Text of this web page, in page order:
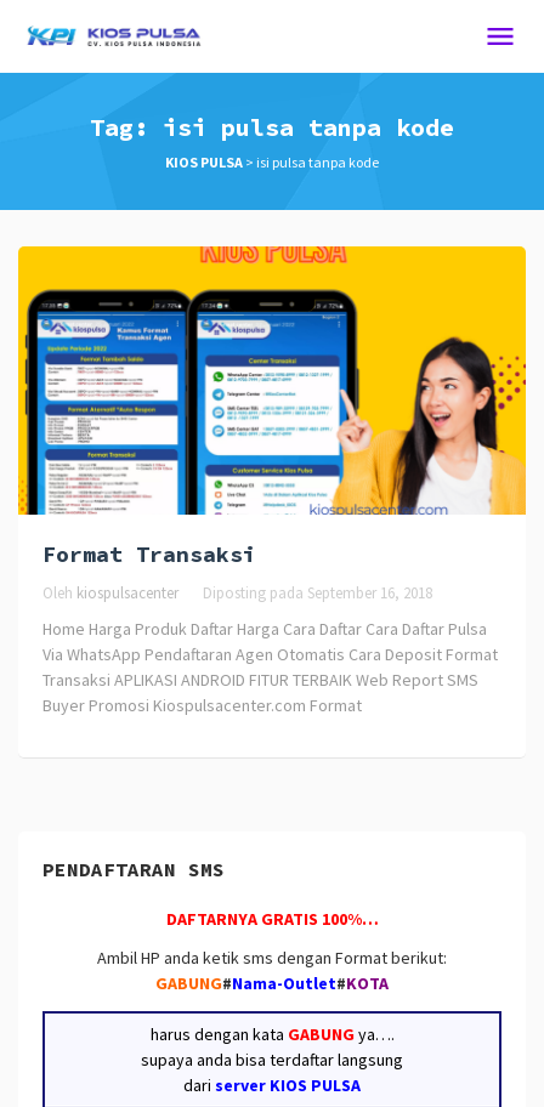
Tag: isi pulsa tanpa kode
KIOS PULSA > isi pulsa tanpa kode
Format Transaksi
Oleh kiospulsacenter Diposting pada September 16, 2018
Home Harga Produk Daftar Harga Cara Daftar Cara Daftar Pulsa
Via WhatsApp Pendaftaran Agen Otomatis Cara Deposit Format
Transaksi APLIKASI ANDROID FITUR TERBAIK Web Report SMS
Buyer Promosi Kiospulsacenter.com Format
PENDAFTARAN SMS
DAFTARNYA GRATIS 100%…
Ambil HP anda ketik sms dengan Format berikut:
GABUNG#Nama-Outlet#KOTA
harus dengan kata GABUNGya….
supaya anda bisa terdaftar langsung
dari server KIOS PULSA